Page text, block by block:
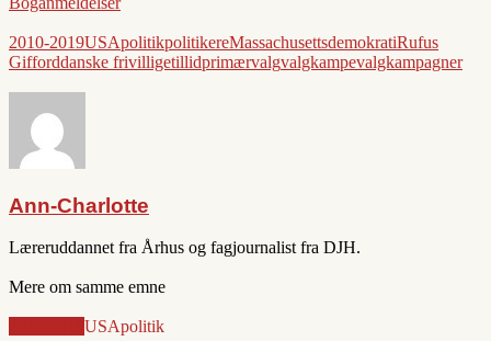
2010-2019USApolitikpolitikereMassachusettsdemokratiRufus
Gifforddanske frivilligetillidprimærvalgvalgkampevalgkampagner
Ann-Charlotte
Læreruddannet fra Århus og fagjournalist fra DJH.
Mere om samme emne
USApolitik